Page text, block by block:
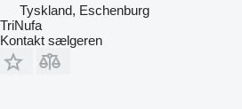
Tyskland, Eschenburg
TriNufa
Kontakt sælgeren